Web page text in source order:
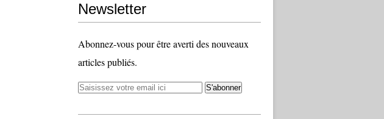
Newsletter
Abonnez-vous pour être averti des nouveaux
articles publiés.